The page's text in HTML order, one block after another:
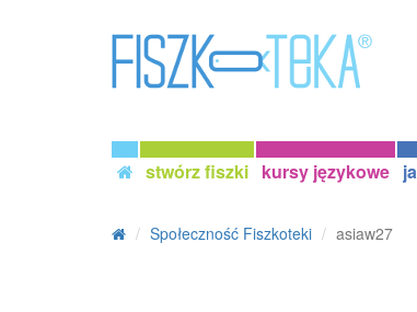
stwórz fiszki kursy językowe
Społeczność Fiszkoteki asiaw27